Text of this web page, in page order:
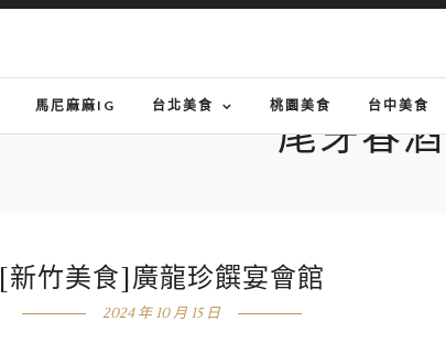
馬尼麻麻IG 台北美食 桃園美食 台中美食
尾牙春酒
[新竹美食]廣龍珍饌宴會館
2024 年 10 月 15 日